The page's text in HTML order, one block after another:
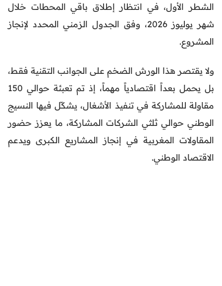
الشطر الأول، في انتظار إطلاق باقي المحطات خلال
شهر يوليوز 2026، وفق الجدول الزمني المحدد لإنجاز
المشروع.
ولا يقتصر هذا الورش الضخم على الجوانب التقنية فقط،
بل يحمل بعداً اقتصادياً مهماً، إذ تم تعبئة حوالي 150
مقاولة للمشاركة في تنفيذ الأشغال، يشكّل فيها النسيج
الوطني حوالي ثلثي الشركات المشاركة، ما يعزز حضور
المقاولات المغربية في إنجاز المشاريع الكبرى ويدعم
الاقتصاد الوطني.